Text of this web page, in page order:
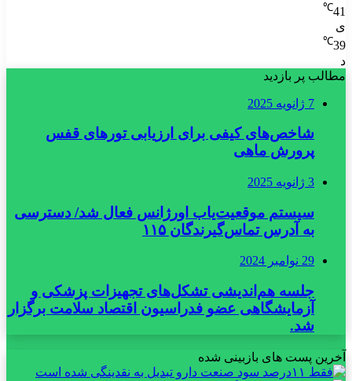
41
℃
ی
39
℃
د
مطالب پر بازدید
7 ژانویه 2025
شاخص‌های کیفی برای ارزیابی تورهای قفس
پرورش ماهی
3 ژانویه 2025
سیستم موقعیت‌یاب اورژانس فعال شد/ دسترسی
به آدرس تماس‌گیرندگان ۱۱۵
29 نوامبر 2024
جلسه هم‌اندیشی تشکل‌های تجهیزات پزشکی و
آزمایشگاهی عضو فدراسیون اقتصاد سلامت برگزار
شد.
آخرین پست های بازبینی شده